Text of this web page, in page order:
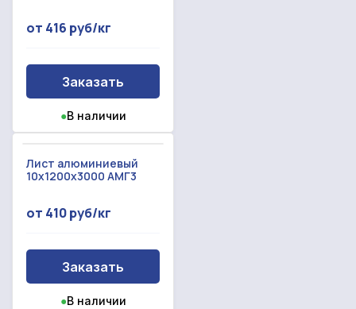
от 416 руб/кг
Заказать
●В наличии
Лист алюминиевый
10x1200x3000 АМГ3
от 410 руб/кг
Заказать
●В наличии